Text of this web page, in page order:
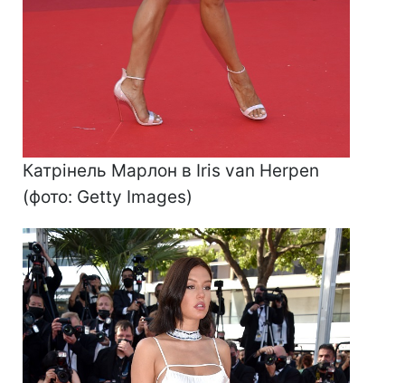
Катрінель Марлон в Iris van Herpen
(фото: Getty Images)